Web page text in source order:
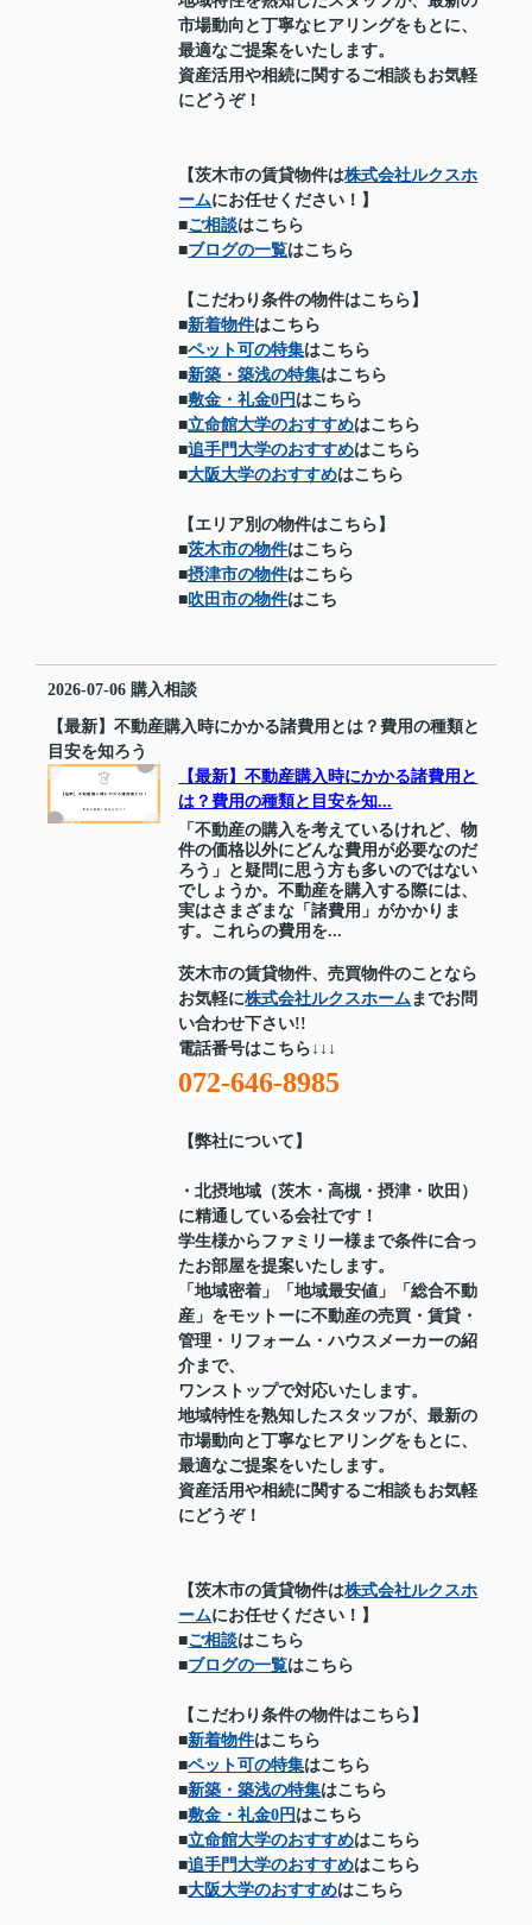
市場動向と丁寧なヒアリングをもとに、
最適なご提案をいたします。
資産活用や相続に関するご相談もお気軽
にどうぞ！
【茨木市の賃貸物件は株式会社ルクスホ
ームにお任せください！】
■ご相談はこちら
■ブログの一覧はこちら
【こだわり条件の物件はこちら】
■新着物件はこちら
■ペット可の特集はこちら
■新築・築浅の特集はこちら
■敷金・礼金0円 はこちら
■立命館大学のおすすめはこちら
■追手門大学のおすすめはこちら
■大阪大学のおすすめはこちら
【エリア別の物件はこちら】
■茨木市の物件はこちら
■摂津市の物件はこちら
■吹田市の物件はこち
2026-07-06 購入相談
【最新】不動産購入時にかかる諸費用とは？費用の種類と
目安を知ろう
【最新】不動産購入時にかかる諸費用と
は？費用の種類と目安を知...
「不動産の購入を考えているけれど、物
件の価格以外にどんな費用が必要なのだ
ろう」と疑問に思う方も多いのではない
でしょうか。不動産を購入する際には、
実はさまざまな「諸費用」がかかりま
す。これらの費用を...
茨木市の賃貸物件、売買物件のことなら
お気軽に株式会社ルクスホームまでお問
い合わせ下さい!!
電話番号はこちら↓↓↓
072-646-8985
【弊社について】
・北摂地域（茨木・高槻・摂津・吹田）
に精通している会社です！
学生様からファミリー様まで条件に合っ
たお部屋を提案いたします。
「地域密着」「地域最安値」「総合不動
産」をモットーに不動産の売買・賃貸・
管理・リフォーム・ハウスメーカーの紹
介まで、
ワンストップで対応いたします。
地域特性を熟知したスタッフが、最新の
市場動向と丁寧なヒアリングをもとに、
最適なご提案をいたします。
資産活用や相続に関するご相談もお気軽
にどうぞ！
【茨木市の賃貸物件は株式会社ルクスホ
ームにお任せください！】
■ご相談はこちら
■ブログの一覧はこちら
【こだわり条件の物件はこちら】
■新着物件はこちら
■ペット可の特集はこちら
■新築・築浅の特集はこちら
■敷金・礼金0円 はこちら
■立命館大学のおすすめはこちら
■追手門大学のおすすめはこちら
■大阪大学のおすすめはこちら